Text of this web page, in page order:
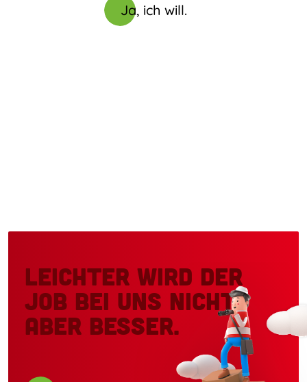
Ja, ich will.
Leichter wird der
Job bei uns nicht,
aber besser.